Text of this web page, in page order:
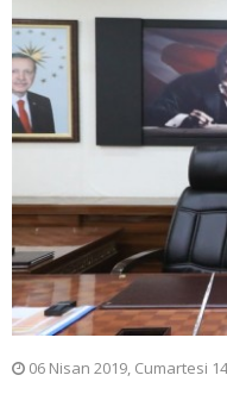
06 Nisan 2019, Cumartesi